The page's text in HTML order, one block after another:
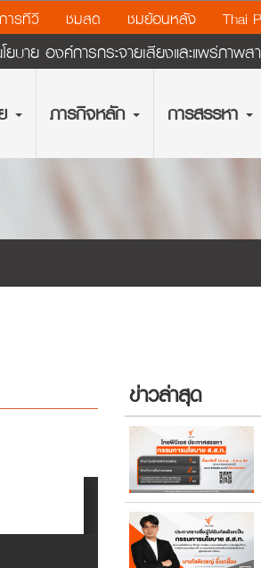
ารทีวี ชมสด ชมย้อนหลัง Thai
บาย องค์การกระจายเสียงและแพร่ภาพส
ภารกิจหลัก การสรรหา
ข่าวล่าสุด